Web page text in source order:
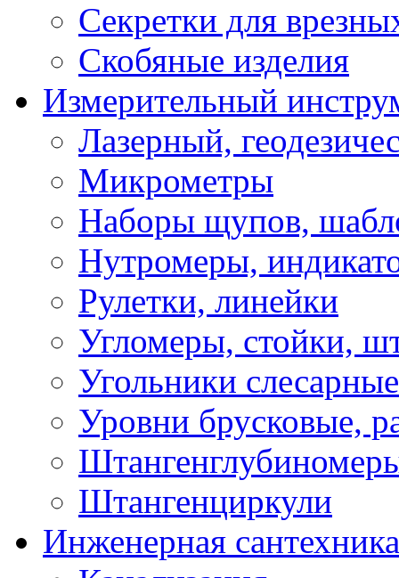
Секретки для
Скобяные изделия
Измерительный
Лазерный,
Микрометры
Наборы щупов,
Нутромеры,
Рулетки, линейки
Угломеры, стойки,
Угольники слесарные
Уровни брусковые,
Штангенциркули
Инженерная сантехника